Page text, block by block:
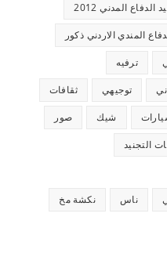
الدفاع المدني 2012
المندي الاردني ذكور
ترفيه
توجيهي ثقافات
شيك صور
التجنيد
ناس نكشة مخ